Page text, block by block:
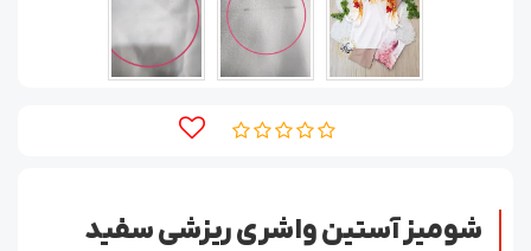
شومیز آستین واشری ریزشی سفید